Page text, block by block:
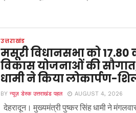
उत्तराखंड
मसूरी विधानसभा को 17.80
विकास योजनाओं की
धामी ने किया लोकार्पण-
BYन्यूज़ डेस्क उत्तराखंड पहल AUGUST 4, 2026
देहरादून। मुख्यमंत्री पुष्कर सिंह धामी ने